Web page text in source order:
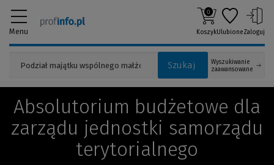
Menu
Szukaj
Wyszukiwanie
zaawansowane
0
KoszykUlubioneZaloguj
Absolutorium budżetowe dla
zarządu jednostki samorządu
terytorialnego